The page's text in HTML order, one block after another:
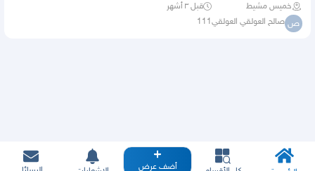
خميس مشيط قبل ٣ أشهر
ص صالح العولقي العولقي111
أضف عرض